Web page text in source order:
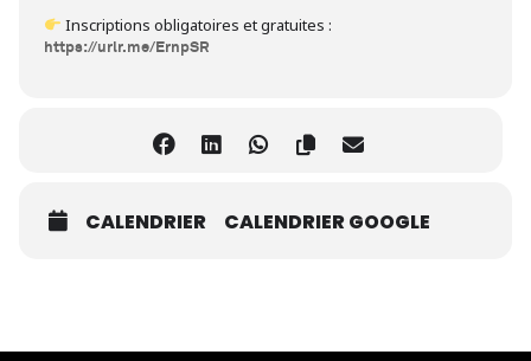
Inscriptions obligatoires et gratuites :
https://urlr.me/ErnpSR
CALENDRIER CALENDRIER GOOGLE